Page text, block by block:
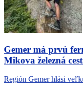
Gemer má prvú
Mikova železná
Región Gemer hlási